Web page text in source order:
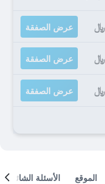
عرض الصفقة
عرض الصفقة
عرض الصفقة
الموقع الأسئلة الشائعة